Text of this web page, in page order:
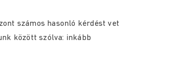
számos hasonló kérdést vet
között szólva: inkább